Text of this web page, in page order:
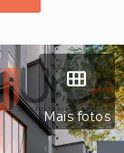
Mais fotos